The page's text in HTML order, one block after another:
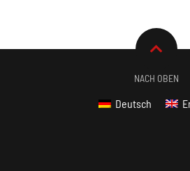
NACH OBEN
Deutsch